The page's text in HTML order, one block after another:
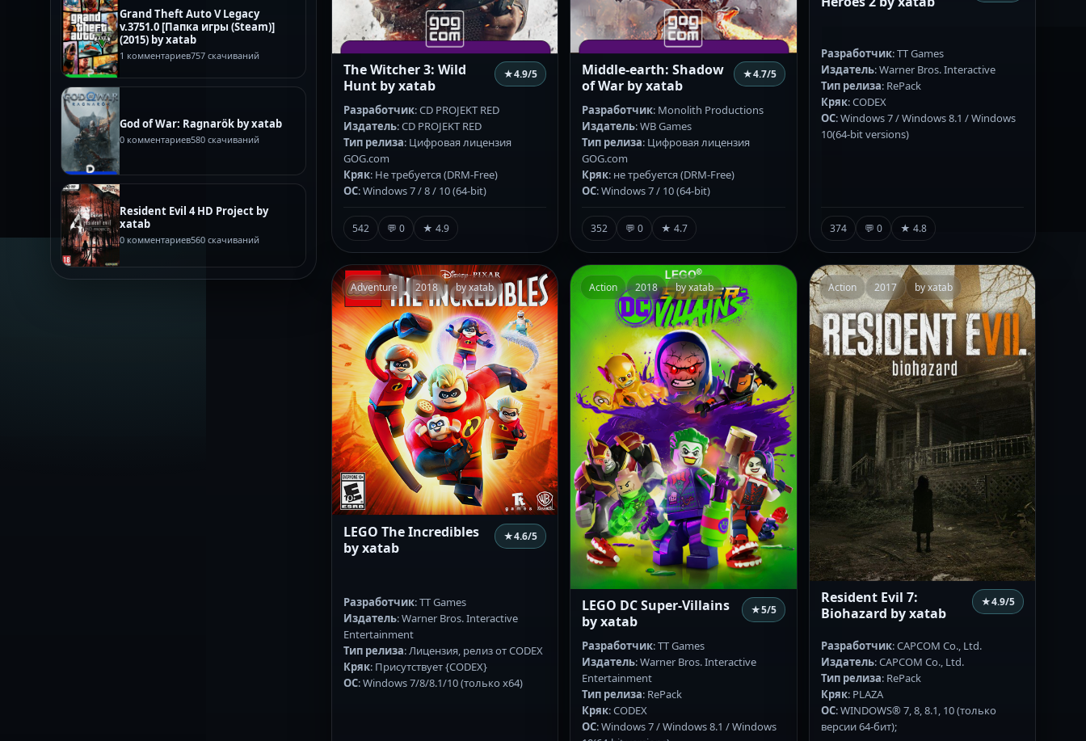
Grand Theft Auto V Legacy
v.3751.0 [Папка игры (Steam)]
(2015) by xatab
1 комментариев757 скачиваний
God of War: Ragnarök by xatab
0 комментариев580 скачиваний
Resident Evil 4 HD Project by
xatab
0 комментариев560 скачиваний
The Witcher 3: Wild
Hunt by xatab
★4.9/5
Разработчик: CD PROJEKT RED
Издатель: CD PROJEKT RED
Тип релиза: Цифровая лицензия
GOG.com
Кряк: Не требуется (DRM-Free)
ОС: Windows 7 / 8 / 10 (64-bit)
542 💬 0 ★ 4.9
Middle-earth: Shadow
of War by xatab
★4.7/5
Разработчик: Monolith Productions
Издатель: WB Games
Тип релиза: Цифровая лицензия
GOG.com
Кряк: не требуется (DRM-Free)
ОС: Windows 7 / 10 (64-bit)
352 💬 0 ★ 4.7
Разработчик: TT Games
Издатель: Warner Bros. Interactive
Тип релиза: RePack
Кряк: CODEX
ОС: Windows 7 / Windows 8.1 / Windows
10(64-bit versions)
374 💬 0 ★ 4.8
Adventure 2018 by xatab
LEGO The Incredibles
by xatab
★4.6/5
Разработчик: TT Games
Издатель: Warner Bros. Interactive
Entertainment
Тип релиза: Лицензия, релиз от CODEX
Кряк: Присутствует {CODEX}
ОС: Windows 7/8/8.1/10 (только x64)
Action 2018 by xatab
LEGO DC Super-Villains
by xatab
★5/5
Разработчик: TT Games
Издатель: Warner Bros. Interactive
Entertainment
Тип релиза: RePack
Кряк: CODEX
ОС: Windows 7 / Windows 8.1 / Windows
Action 2017 by xatab
Resident Evil 7:
Biohazard by xatab
★4.9/5
Разработчик: CAPCOM Co., Ltd.
Издатель: CAPCOM Co., Ltd.
Тип релиза: RePack
Кряк: PLAZA
ОС: WINDOWS® 7, 8, 8.1, 10 (только
версии 64-бит);